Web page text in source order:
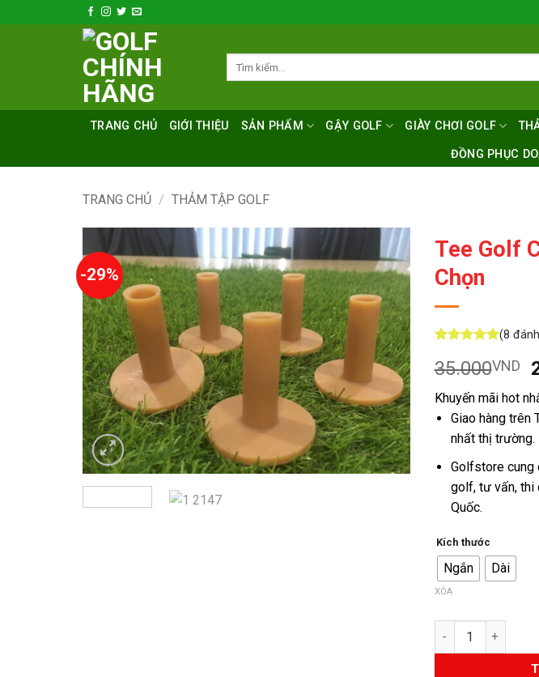
qua
TRANG CHỦ GIỚI THIỆU SẢN PHẨM GẬY GOLF GIÀY CHƠI GOLF
ĐỒNG PHỤC
TRANG CHỦ / THẢM TẬP GOLF
-29%
Tee Golf
Chọn
dựa trên
đánh giá
(8
35.000VND
Khuyến mãi hot
Giao hàng trên
nhất thị trường.
Golfstore cung
golf, tư vấn, thi
Quốc.
Kích thước
Ngắn Dài
XÓA
Số lượng